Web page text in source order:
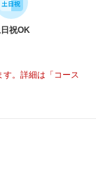
祝OK
。詳細は「コース